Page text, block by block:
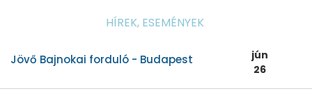
HÍREK, ESEMÉNYEK
Jövő Bajnokai forduló - Budapest
jún
26